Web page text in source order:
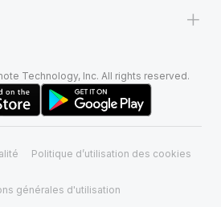
+
Technology, Inc. All rights reserved.
Politique d’utilisation des cookies
générales d'utilisation